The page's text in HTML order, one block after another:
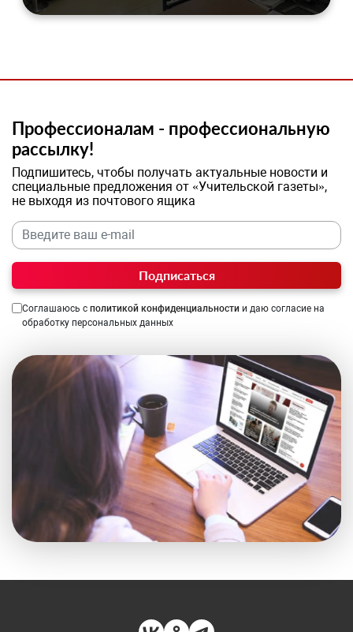
Профессионалам - профессиональную
рассылку!
Подпишитесь, чтобы получать актуальные новости и
специальные предложения от «Учительской газеты»,
не выходя из почтового ящика
Подписаться
Соглашаюсь с политикой конфиденциальности и даю согласие на
обработку персональных данных